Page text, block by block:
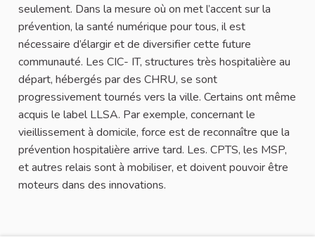
seulement. Dans la mesure où on met l’accent sur la
prévention, la santé numérique pour tous, il est
nécessaire d’élargir et de diversifier cette future
communauté. Les CIC- IT, structures très hospitalière au
départ, hébergés par des CHRU, se sont
progressivement tournés vers la ville. Certains ont même
acquis le label LLSA. Par exemple, concernant le
vieillissement à domicile, force est de reconnaître que la
prévention hospitalière arrive tard. Les. CPTS, les MSP,
et autres relais sont à mobiliser, et doivent pouvoir être
moteurs dans des innovations.